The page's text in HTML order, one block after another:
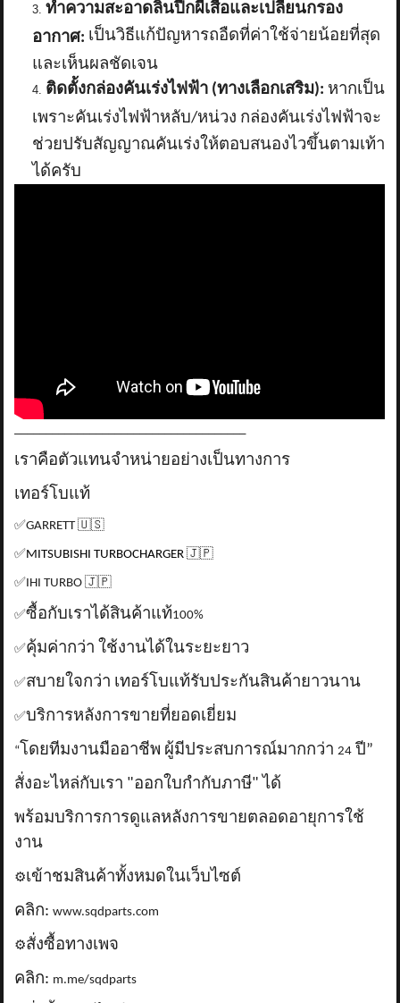
ทำความสะอาดลิ้นปีกผีเสื้อและเปลี่ยนกรอง
อากาศ: เป็นวิธีแก้ปัญหารถอืดที่ค่าใช้จ่ายน้อยที่สุด
และเห็นผลชัดเจน
ติดตั้งกล่องคันเร่งไฟฟ้า (ทางเลือกเสริม): หากเป็น
เพราะคันเร่งไฟฟ้าหลับ/หน่วง กล่องคันเร่งไฟฟ้าจะ
ช่วยปรับสัญญาณคันเร่งให้ตอบสนองไวขึ้นตามเท้า
ได้ครับ
เราคือตัวแทนจำหน่ายอย่างเป็นทางการ
เทอร์โบแท้
✅GARRETT🇺🇸
✅ MITSUBISHI TURBOCHARGER 🇯🇵
✅ IHI TURBO🇯🇵
✅ซื้อกับเราได้สินค้าแท้100%
✅คุ้มค่ากว่า ใช้งานได้ในระยะยาว
✅สบายใจกว่า เทอร์โบแท้รับประกันสินค้ายาวนาน
✅บริการหลังการขายที่ยอดเยี่ยม
“ โดยทีมงานมืออาชีพ ผู้มีประสบการณ์มากกว่า24 ปี”
สั่งอะไหล่กับเรา "ออกใบกำกับภาษี" ได้
พร้อมบริการการดูแลหลังการขายตลอดอายุการใช้
งาน
⚙️เข้าชมสินค้าทั้งหมดในเว็บไซต์
คลิก:www.sqdparts.com
⚙️สั่งซื้อทางเพจ
คลิก: m.me/sqdparts